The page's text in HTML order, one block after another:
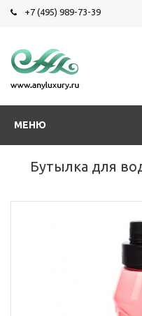
+7 (495) 989-73-39
МЕНЮ
Бутылка для